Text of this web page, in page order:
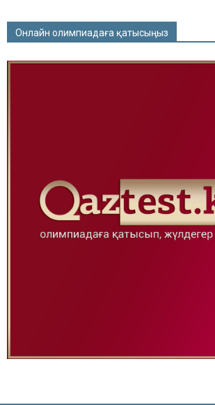
Онлайн олимпиадаға қатысыңыз